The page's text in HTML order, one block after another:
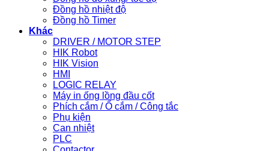
Đồng hồ nhiệt độ
Đồng hồ Timer
Khác
DRIVER / MOTOR STEP
HIK Robot
HIK Vision
HMI
LOGIC RELAY
Máy in ống lồng đầu cốt
Phích cắm / Ổ cắm / Công tắc
Phụ kiện
Can nhiệt
PLC